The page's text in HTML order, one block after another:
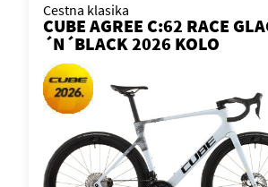
Cestna klasika
CUBE AGREE C:62 RACE
´N´BLACK 2026 KOLO